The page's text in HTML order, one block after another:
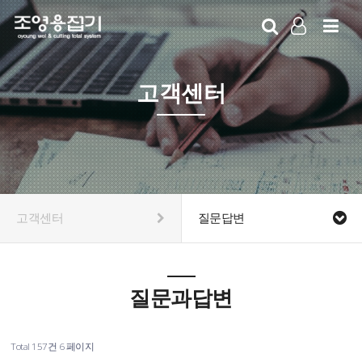
LOG IN
SIGN UP
고객센터
고객센터 질문답변
질문과답변
Total 157건 6 페이지